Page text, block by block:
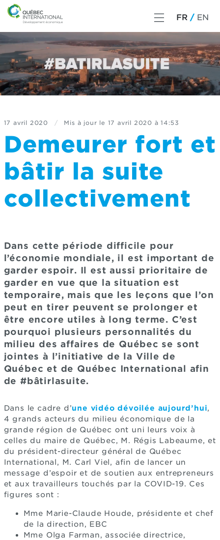
FR EN
17 avril 2020 / Mis à jour le 17 avril 2020 à 14:53
Demeurer fort et
bâtir la suite
collectivement
Dans cette période difficile pour
l’économie mondiale, il est important de
garder espoir. Il est aussi prioritaire de
garder en vue que la situation est
temporaire, mais que les leçons que l’on
peut en tirer peuvent se prolonger et
être encore utiles à long terme. C’est
pourquoi plusieurs personnalités du
milieu des affaires de Québec se sont
jointes à l’initiative de la Ville de
Québec et de Québec International afin
de #bâtirlasuite.
Dans le cadre d’une vidéo dévoilée aujourd’hui,
4 grands acteurs du milieu économique de la
grande région de Québec ont uni leurs voix à
celles du maire de Québec, M. Régis Labeaume, et
du président-directeur général de Québec
International, M. Carl Viel, afin de lancer un
message d’espoir et de soutien aux entrepreneurs
et aux travailleurs touchés par la COVID-19. Ces
figures sont :
Mme Marie-Claude Houde, présidente et chef
de la direction, EBC
Mme Olga Farman, associée directrice,